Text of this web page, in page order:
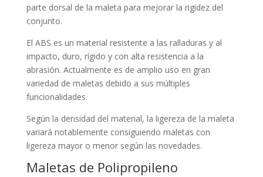
parte dorsal de la maleta para mejorar la rigidez del
conjunto.
El ABS es un material resistente a las ralladuras y al
impacto, duro, rígido y con alta resistencia a la
abrasión. Actualmente es de amplio uso en gran
variedad de maletas debido a sus múltiples
funcionalidades.
Según la densidad del material, la ligereza de la maleta
variará notablemente consiguiendo maletas con
ligereza mayor o menor según las novedades.
Maletas de Polipropileno